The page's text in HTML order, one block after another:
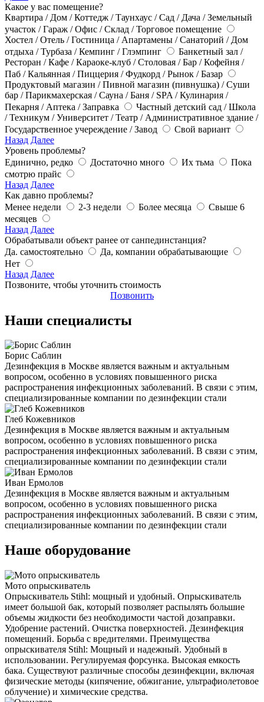
Какое у вас помещение?
Квартира / Дом / Коттедж / Таунхаус / Сад / Дача / Земельный
участок / Гараж / Офис / Склад / Торговое помещение
Хостел / Отель / Гостиница / Апартамены / Санаторий / Дом
отдыха / Турбаза / Кемпинг / Глэмпинг
Банкетный зал /
Ресторан / Кафе / Караоке-клуб / Столовая / Бар / Кофейня /
Паб / Кальянная / Пиццерия / Фудкорд / Рынок / Базар
Продуктовый магазин / Пивной магазин (пивнушка) / Суши
бар / Парикмахерская / Сауна / Баня / SPA / Кулинария /
Пекарня / Аптека / Заправка
Частный детский сад / Школа
/ Техникум / Университет / Театр / Административное здание /
Государственное учереждение / Завод
Свой вариант
Назад Далее
Уровень проблемы?
Единично, редко
Достаточно много Их тьма
Пока
смотрю прайс
Назад Далее
Как давно проблемы?
Менее недели
2-3 недели Более месяца
Свыше 6
месяцев
Назад Далее
Обрабатывали объект ранее от санпединстанция?
Да. самостоятельно
Да, компании обрабатывающие
Нет
Назад Далее
Позвоните, чтобы уточнить стоимость
Позвонить
Наши специалисты
Борис Саблин
Дезинфекция в Москве является важным и актуальным
вопросом, особенно в условиях повышенного риска
распространения инфекционных заболеваний. В связи с этим,
специализированные компании по дезинфекции стали
Глеб Кожевников
Дезинфекция в Москве является важным и актуальным
вопросом, особенно в условиях повышенного риска
распространения инфекционных заболеваний. В связи с этим,
специализированные компании по дезинфекции стали
Иван Ермолов
Дезинфекция в Москве является важным и актуальным
вопросом, особенно в условиях повышенного риска
распространения инфекционных заболеваний. В связи с этим,
специализированные компании по дезинфекции стали
Наше оборудование
Мото опрыскиватель
Опрыскиватель Stihl: мощный и удобный. Опрыскиватель
имеет большой бак, который позволяет распылять большие
объемы жидкости без необходимости частой дозаправки.
Удобрение растений. Очистка поверхностей. Дезинфекция
помещений. Борьба с вредителями. Преимущества
опрыскивателя Stihl: Мощный и надежный. Удобный в
использовании. Регулируемая форсунка. Высокая емкость
бака. Существуют различные способы дезинфекции, включая
физические методы (кипячение, обжигание, ультрафиолетовое
облучение) и химические средства.